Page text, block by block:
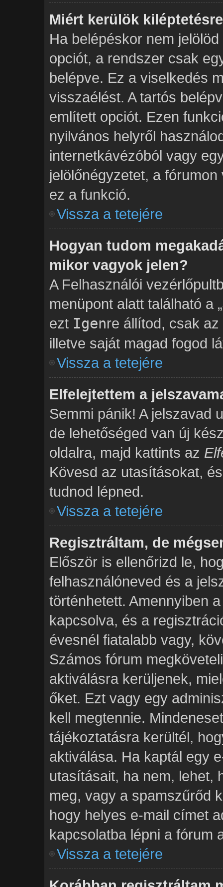
Miért kerülök
Ha belépéskor nem
opciót, a rendszer csak
belépve. Ez a viselkedés
visszaélést. A tartós
említett opciót. Ezen
nyilvános helyről
internetkávézóból vagy
jelölőnégyzetet, a
ez a funkció.
Vissza a tetejére
Hogyan tudom
mikor vagyok jelen?
A Felhasználói
menüpont alatt található a
ezt Igenre állítod, csak
illetve saját magad fogod
Vissza a tetejére
Elfelejtettem a
Semmi pánik! A jelszavad
de lehetőséged van új
oldalra, majd kattints az
Kövesd az utasításokat,
tudnod lépned.
Vissza a tetejére
Regisztráltam, de
Először is ellenőrizd le,
felhasználóneved és a
történhetett. Amennyiben
kapcsolva, és a
évesnél fiatalabb vagy,
Számos fórum
aktiválásra kerüljenek,
őket. Ezt vagy egy
kell megtennie.
tájékoztatásra kerültél,
aktiválása. Ha kaptál egy
utasításait, ha nem, lehet,
meg, vagy a spamszűrőd
hogy helyes e-mail címet
kapcsolatba lépni a fórum
Vissza a tetejére